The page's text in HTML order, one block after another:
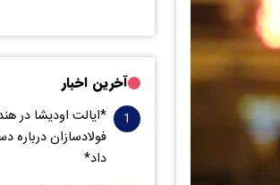
آخرین اخبار
*ایالت اودیشا در
فولادسازان
داد*